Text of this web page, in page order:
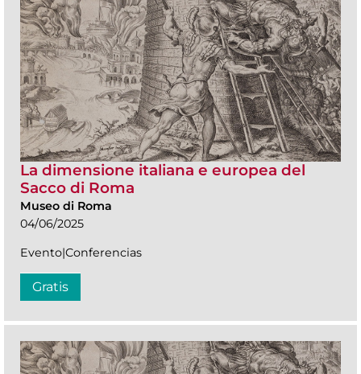
La dimensione italiana e europea del
Sacco di Roma
Museo di Roma
04/06/2025
Evento|Conferencias
Gratis